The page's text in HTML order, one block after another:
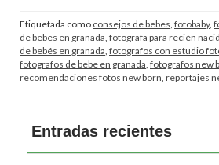
Etiquetada como consejos de bebes fotobaby,
de bebes en granada fotografa para recién
de bebés en granada fotografos con estudio
fotografos de bebe en granada fotografos new
recomendaciones fotos new born reportajes
Entradas recientes